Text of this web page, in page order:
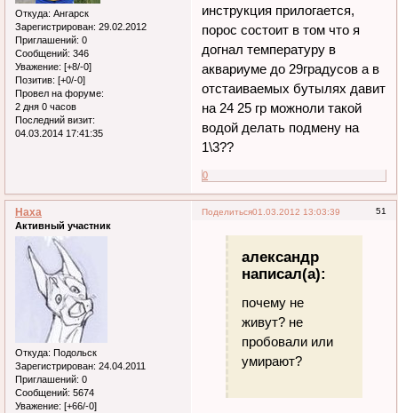
Откуда: Ангарск
Зарегистрирован: 29.02.2012
Приглашений: 0
Сообщений: 346
Уважение: [+8/-0]
Позитив: [+0/-0]
Провел на форуме:
2 дня 0 часов
Последний визит:
04.03.2014 17:41:35
инструкция прилогается,
порос состоит в том что я
догнал температуру в
аквариуме до 29градусов а в
отстаиваемых бутылях давит
на 24 25 гр можноли такой
водой делать подмену на
1\3??
0
Поделиться 51
01.03.2012 13:03:39
Наха
Активный участник
Откуда: Подольск
Зарегистрирован: 24.04.2011
Приглашений: 0
Сообщений: 5674
Уважение: [+66/-0]
александр
написал(а):
почему не
живут? не
пробовали или
умирают?